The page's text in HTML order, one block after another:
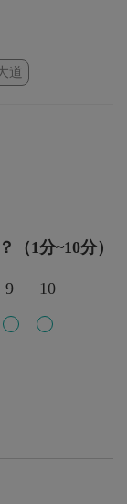
道
1分~10分）
9 10